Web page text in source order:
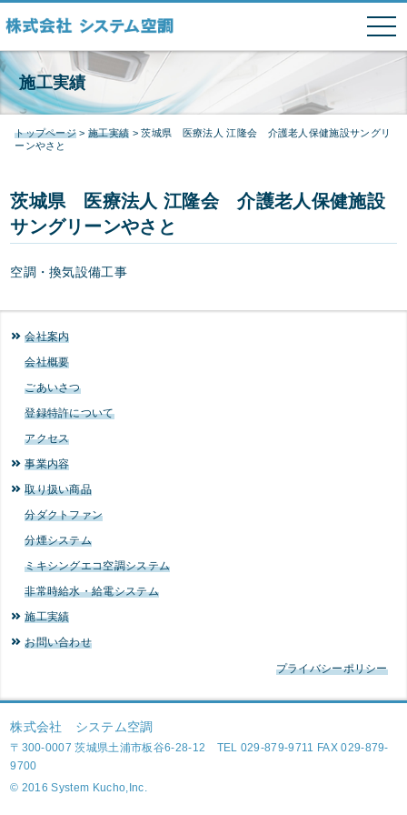
本文へ
システム空調
施工実績
トップページ >施工実績 >茨城県 医療法人 江隆会 介護老人保健施設サングリ
ーンやさと
茨城県 医療法人 江隆会 介護老人保健施設
サングリーンやさと
空調・換気設備工事
会社案内
会社概要
ごあいさつ
登録特許について
アクセス
事業内容
取り扱い商品
分ダクトファン
分煙システム
ミキシングエコ空調システム
非常時給水・給電システム
施工実績
お問い合わせ
プライバシーポリシー
株式会社 システム空調
〒300-0007 茨城県土浦市板谷6-28-12 TEL 029-879-9711 FAX 029-879-
9700
© 2016 System Kucho,Inc.